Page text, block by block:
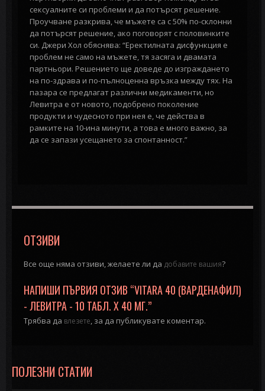
сексуалните си проблеми и да потърсят решение.
Проучване разкрива, че мъжете са с 50% по-склонни
да потърсят решение, ако поговорят с половинките
си. Джери Хол обяснява: “Еректилната дисфункция е
проблем не само на мъжете, тя засяга и двамата
партньори. Решението ще доведе до изграждането
на по-здрава и по-пълноценна връзка между тях. На
пазара се предлагат различни медикаменти, но
Левитра е от новото, подобрено поколение
продукти и чудесното при нея е, че действа в
рамките на 10-ина минути, а това е много важно, за
да се запази усещането за спонтанност.”
ОТЗИВИ
Все още няма отзиви, желаете ли да добавите вашия?
НАПИШИ ПЪРВИЯ ОТЗИВ “VITARA 40 (ВАРДЕНАФИЛ)
- ЛЕВИТРА - 10 ТАБЛ. X 40 МГ.”
Трябва да влезете, за да публикувате коментар.
ПОЛЕЗНИ СТАТИИ